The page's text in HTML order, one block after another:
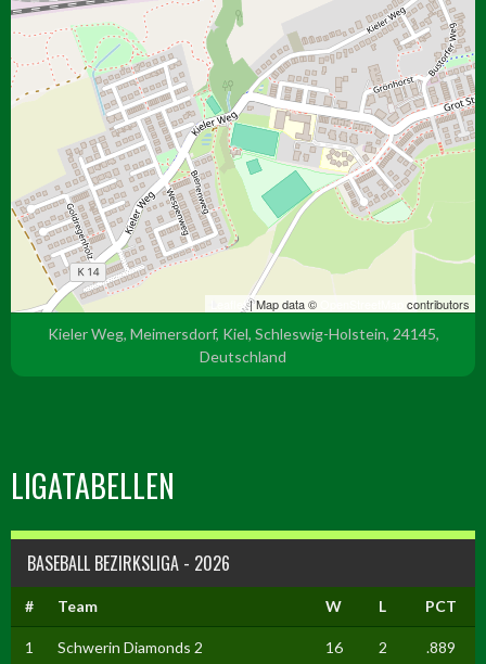
Leaflet| Map data © contributors
Kieler Weg, Meimersdorf, Kiel, Schleswig-Holstein, 24145,
Deutschland
LIGATABELLEN
BASEBALL BEZIRKSLIGA - 2026
# Team W L PCT
1 Schwerin Diamonds 2 16 2 .889